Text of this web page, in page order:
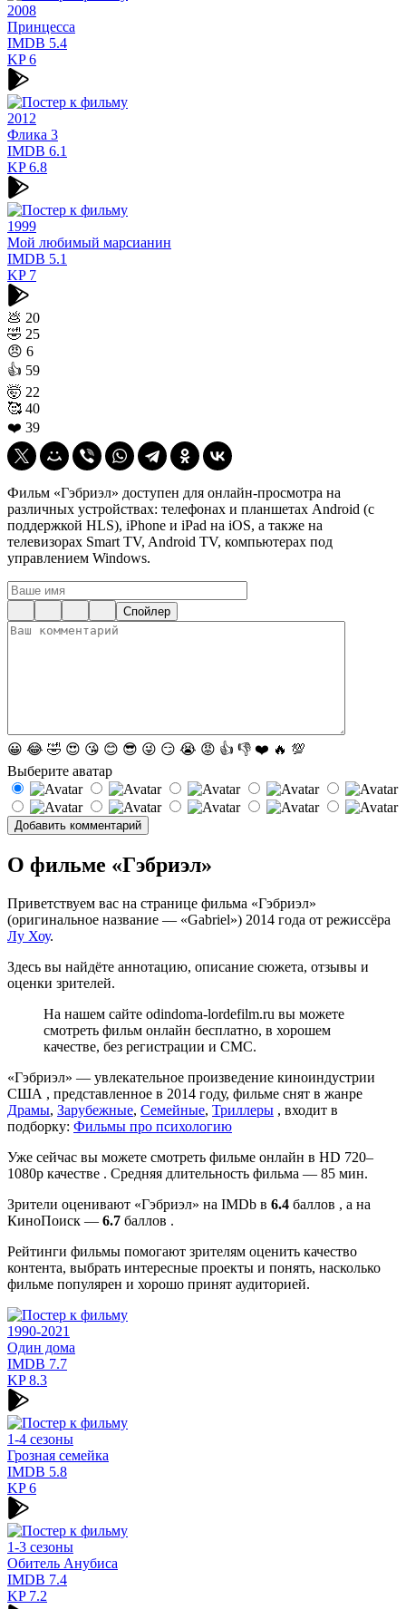
2008
Принцесса
IMDB 5.4
KP6
2012
Флика 3
IMDB 6.1
KP6.8
1999
Мой любимый марсианин
IMDB 5.1
KP7
💩 20
🤣 25
😠 6
👍 59
🤯 22
🥰 40
❤️ 39
Фильм «Гэбриэл» доступен для онлайн-просмотра на
различных устройствах: телефонах и планшетах Android (с
поддержкой HLS), iPhone и iPad на iOS, а также на
телевизорах Smart TV, Android TV, компьютерах под
управлением Windows.
Спойлер
😀 😂 🤣 😍 😘 😊 😎 😜 😏 😭 😡 👍 👎 ❤️ 🔥 💯
Выберите аватар
О фильме «Гэбриэл»
Приветствуем вас на странице фильма «Гэбриэл»
(оригинальное название — «Gabriel») 2014 года от режиссёра
Лу Хоу.
Здесь вы найдёте аннотацию, описание сюжета, отзывы и
оценки зрителей.
На нашем сайте odindoma-lordefilm.ru вы можете
смотреть фильм онлайн бесплатно, в хорошем
качестве, без регистрации и СМС.
«Гэбриэл» — увлекательное произведение киноиндустрии
США , представленное в 2014 году, фильме снят в жанре
Драмы, Зарубежные, Семейные, Триллеры , входит в
подборку: Фильмы про психологию
Уже сейчас вы можете смотреть фильме онлайн в HD 720–
1080p качестве . Средняя длительность фильма — 85 мин.
Зрители оценивают «Гэбриэл» на IMDb в 6.4 баллов , а на
КиноПоиск — 6.7 баллов .
Рейтинги фильмы помогают зрителям оценить качество
контента, выбрать интересные проекты и понять, насколько
фильме популярен и хорошо принят аудиторией.
1990-2021
Один дома
IMDB 7.7
KP8.3
1-4 сезоны
Грозная семейка
IMDB 5.8
KP6
1-3 сезоны
Обитель Анубиса
IMDB 7.4
KP7.2